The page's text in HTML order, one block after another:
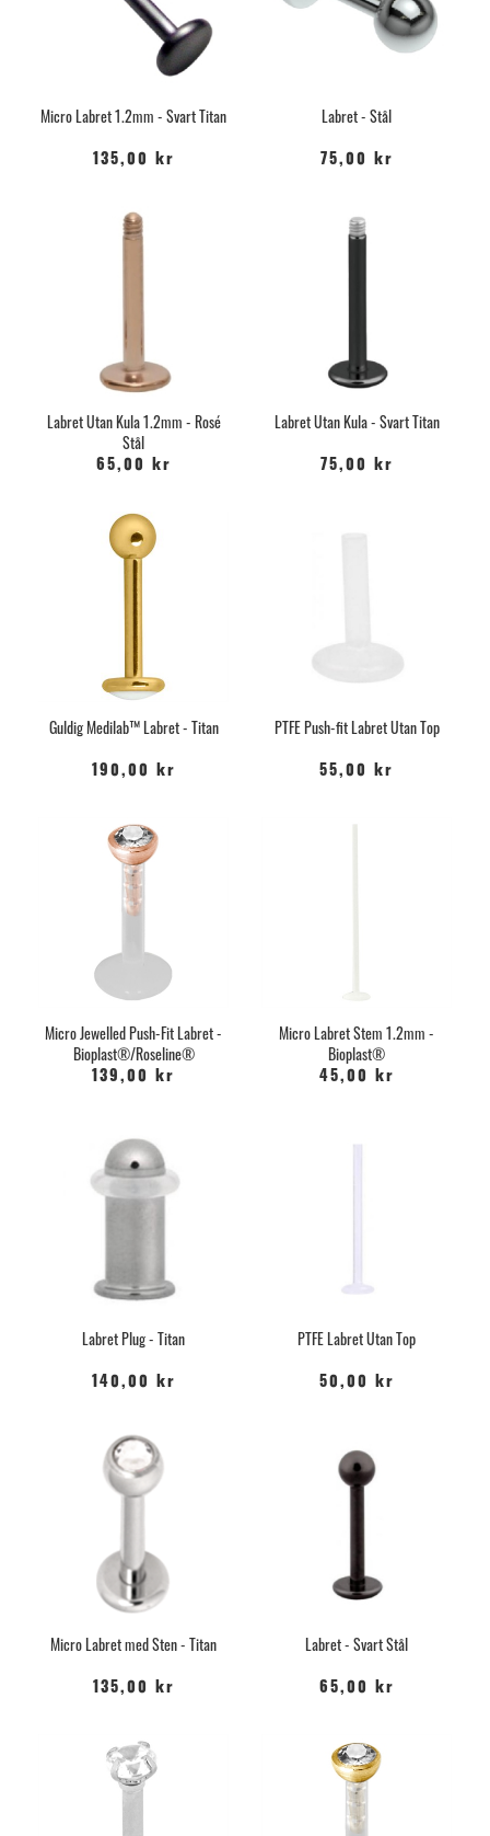
Micro Labret 1.2mm - Svart Titan
135,00 kr
Labret - Stål
75,00 kr
Labret Utan Kula 1.2mm - Rosé
Stål
65,00 kr
Labret Utan Kula - Svart Titan
75,00 kr
Guldig Medilab™ Labret - Titan
190,00 kr
PTFE Push-fit Labret Utan Top
55,00 kr
Micro Jewelled Push-Fit Labret -
Bioplast®/Roseline®
139,00 kr
Micro Labret Stem 1.2mm -
Bioplast®
45,00 kr
Labret Plug - Titan
140,00 kr
PTFE Labret Utan Top
50,00 kr
Micro Labret med Sten - Titan
135,00 kr
Labret - Svart Stål
65,00 kr